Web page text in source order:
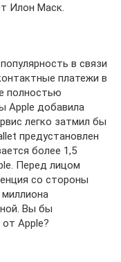
Илон Маск.
в связи
платежи в
полностью
Apple добавила
легко затмил бы
предустановлен
более 1,5
Перед лицом
со стороны
миллиона
Вы бы
Apple?